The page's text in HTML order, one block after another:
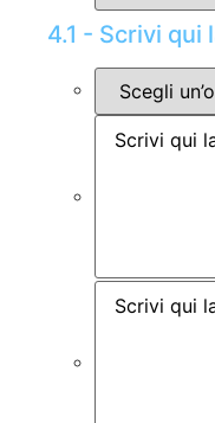
4.1 - Scrivi qui